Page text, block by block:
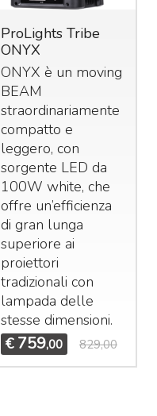
ProLights Tribe
ONYX
ONYX è un moving
BEAM
straordinariamente
compatto e
leggero, con
sorgente LED da
100W white, che
offre un’efficienza
di gran lunga
superiore ai
proiettori
tradizionali con
lampada delle
stesse dimensioni.
€ 759,00 829,00